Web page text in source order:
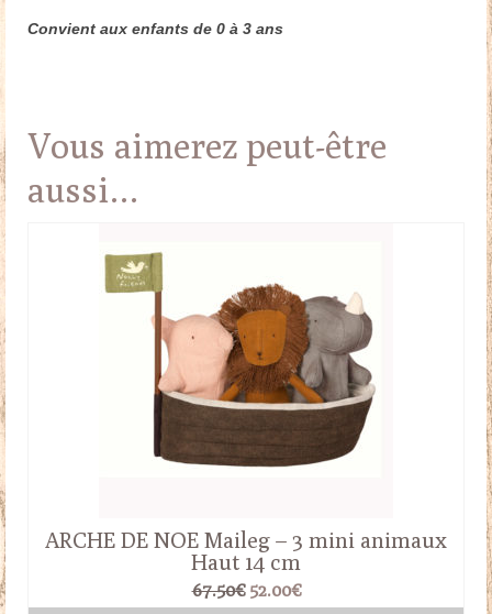
Convient aux enfants de 0 à 3 ans
Vous aimerez peut-être
aussi…
ARCHE DE NOE Maileg – 3 mini animaux
Haut 14 cm
67.50€ Le
52.00€Le